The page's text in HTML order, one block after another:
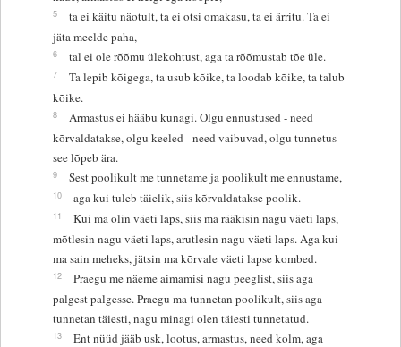
5
ta ei käitu näotult, ta ei otsi omakasu, ta ei ärritu. Ta ei
jäta meelde paha,
6 tal ei ole rõõmu ülekohtust, aga ta rõõmustab tõe üle.
7
Ta lepib kõigega, ta usub kõike, ta loodab kõike, ta talub
kõike.
8
Armastus ei hääbu kunagi. Olgu ennustused - need
kõrvaldatakse, olgu keeled - need vaibuvad, olgu tunnetus -
see lõpeb ära.
9 Sest poolikult me tunnetame ja poolikult me ennustame,
10 aga kui tuleb täielik, siis kõrvaldatakse poolik.
11
Kui ma olin väeti laps, siis ma rääkisin nagu väeti laps,
mõtlesin nagu väeti laps, arutlesin nagu väeti laps. Aga kui
ma sain meheks, jätsin ma kõrvale väeti lapse kombed.
12
Praegu me näeme aimamisi nagu peeglist, siis aga
palgest palgesse. Praegu ma tunnetan poolikult, siis aga
tunnetan täiesti, nagu minagi olen täiesti tunnetatud.
13
Ent nüüd jääb usk, lootus, armastus, need kolm, aga